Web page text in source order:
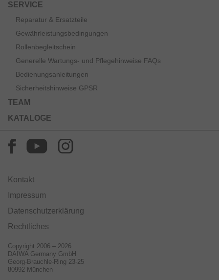
SERVICE
Reparatur & Ersatzteile
Gewährleistungsbedingungen
Rollenbegleitschein
Generelle Wartungs- und Pflegehinweise FAQs
Bedienungsanleitungen
Sicherheitshinweise GPSR
TEAM
KATALOGE
Kontakt
Impressum
Datenschutzerklärung
Rechtliches
Copyright 2006 – 2026
DAIWA Germany GmbH
Georg-Brauchle-Ring 23-25
80992 München